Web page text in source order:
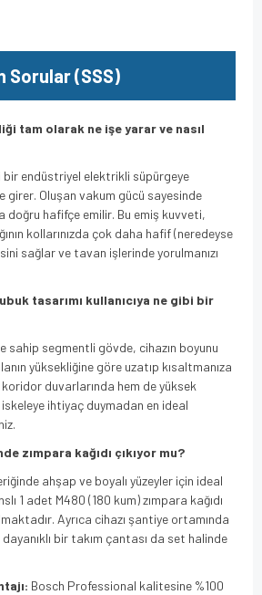
Sorular (SSS)
tam olarak ne işe yarar ve nasıl
bir endüstriyel elektrikli süpürgeye
girer. Oluşan vakum gücü sayesinde
doğru hafifçe emilir. Bu emiş kuvveti,
kollarınızda çok daha hafif (neredeyse
sağlar ve tavan işlerinde yorulmanızı
tasarımı kullanıcıya ne gibi bir
sahip segmentli gövde, cihazın boyunu
yüksekliğine göre uzatıp kısaltmanıza
duvarlarında hem de yüksek
ihtiyaç duymadan en ideal
zımpara kağıdı çıkıyor mu?
ahşap ve boyalı yüzeyler için ideal
1 adet M480 (180 kum) zımpara kağıdı
Ayrıca cihazı şantiye ortamında
dayanıklı bir takım çantası da set halinde
Bosch Professional kalitesine %100